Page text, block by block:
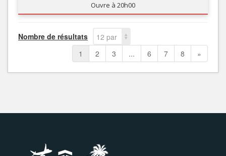
Ouvre à 20h00
Nombre de résultats
12 par
page
1 2 3 ... 6 7 8 »